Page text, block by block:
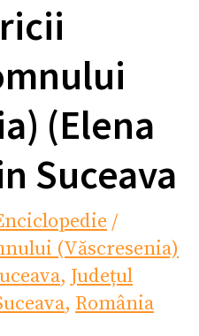
(Elena
Suceava
/
(Văscresenia)
, Județul
, România